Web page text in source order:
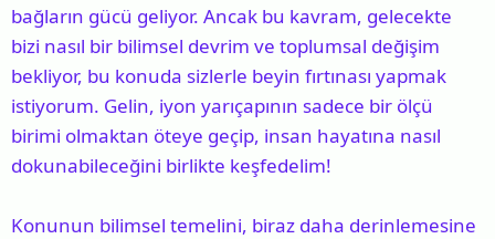
bağların gücü geliyor. Ancak bu kavram, gelecekte
bizi nasıl bir bilimsel devrim ve toplumsal değişim
bekliyor, bu konuda sizlerle beyin fırtınası yapmak
istiyorum. Gelin, iyon yarıçapının sadece bir ölçü
birimi olmaktan öteye geçip, insan hayatına nasıl
dokunabileceğini birlikte keşfedelim!
Konunun bilimsel temelini, biraz daha derinlemesine